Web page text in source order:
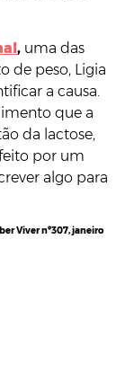
, uma das
de peso, Ligia
a causa.
que a
da lactose,
por um
algo para
Viver nº307, janeiro